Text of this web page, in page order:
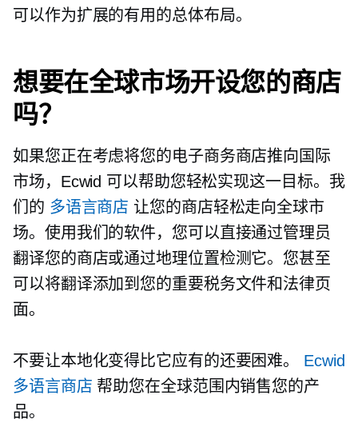
可以作为扩展的有用的总体布局。
想要在全球市场开设您的商店
吗？
如果您正在考虑将您的电子商务商店推向国际
市场，Ecwid 可以帮助您轻松实现这一目标。我
们的 多语言商店 让您的商店轻松走向全球市
场。使用我们的软件，您可以直接通过管理员
翻译您的商店或通过地理位置检测它。您甚至
可以将翻译添加到您的重要税务文件和法律页
面。
不要让本地化变得比它应有的还要困难。 Ecwid
多语言商店 帮助您在全球范围内销售您的产
品。